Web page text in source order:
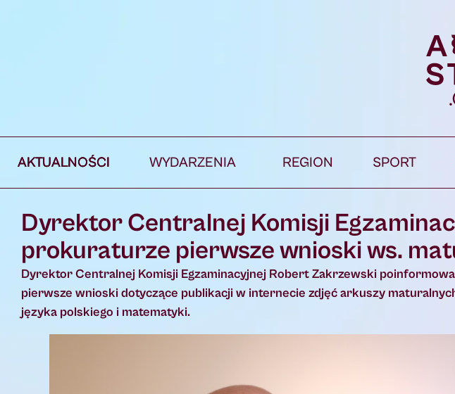
AKTUALNOŚCI WYDARZENIA REGION SPORT
Dyrektor Centralnej Komisji
prokuraturze pierwsze wnioski ws.
Dyrektor Centralnej Komisji Egzaminacyjnej Robert Zakrzewski
pierwsze wnioski dotyczące publikacji w internecie zdjęć arkuszy
języka polskiego i matematyki.